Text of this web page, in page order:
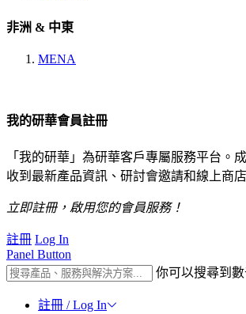
非洲 & 中東
MENA
我的研華會員註冊
「我的研華」為研華客戶專屬服務平台。
收到最新產品資訊、研討會邀請和線上商
立即註冊，啟用您的會員服務！
註冊 Log In
Panel Button
你可以搜尋到
註冊 / Log In